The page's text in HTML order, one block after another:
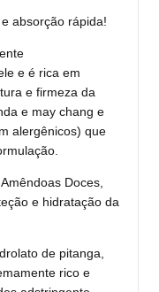
absorção rápida!
e é rica em
e firmeza da
e may chang e
alergênicos) que
Doces,
e hidratação da
de pitanga,
rico e